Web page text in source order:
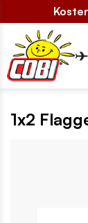
1x2